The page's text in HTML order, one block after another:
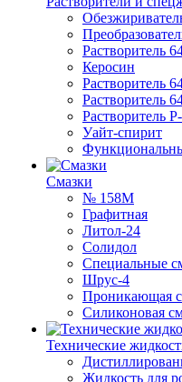
Растворитель
Керосин
Растворитель
Растворитель
Растворитель
Уайт-спирит
Смазки
№ 158М
Графитная
Литол-24
Солидол
Специальные
Шрус-4
Проникающая
Силиконовая
Технические
Жидкость для